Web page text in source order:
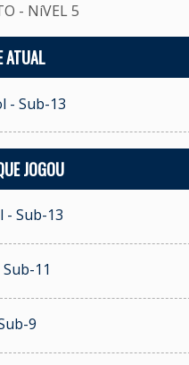
- NíVEL 5
ATUAL
- Sub-13
JOGOU
- Sub-13
11
9